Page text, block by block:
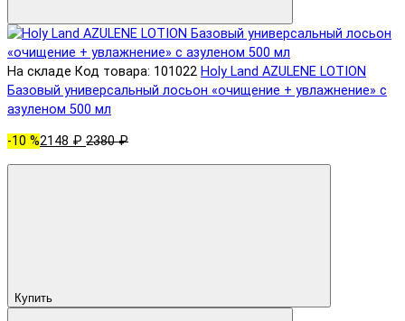
На складе Код товара: 101022 Holy Land AZULENE LOTION
Базовый универсальный лосьон «очищение + увлажнение» с
азуленом 500 мл
-10 %2148 ₽ 2380 ₽
Купить